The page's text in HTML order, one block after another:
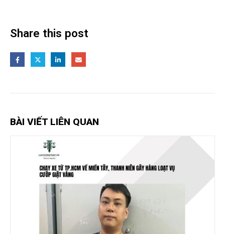
Share this post
BÀI VIẾT LIÊN QUAN